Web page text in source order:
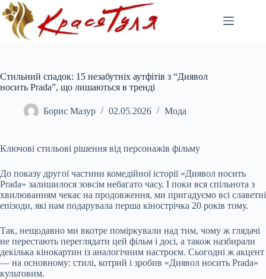
Перейти
до
вмісту
Стильний спадок: 15 незабутніх аутфітів з “Диявол
носить Prada”, що лишаються в тренді
Борис Мазур 02.05.2026 Мода
Ключові стильові рішення від персонажів фільму
До показу другої частини комедійної історії «Диявол носить
Prada» залишилося зовсім небагато часу. І поки вся спільнота з
хвилюванням чекає на продовження, ми пригадуємо всі славетні
епізоди, які нам подарувала перша кінострічка 20 років тому.
Так, нещодавно ми вкотре поміркували над тим, чому ж глядачі
не перестають переглядати цей фільм і досі, а також назбирали
декілька кінокартин із аналогічним настроєм. Сьогодні ж акцент
— на основному: стилі, котрий і зробив «Диявол носить Prada»
культовим.